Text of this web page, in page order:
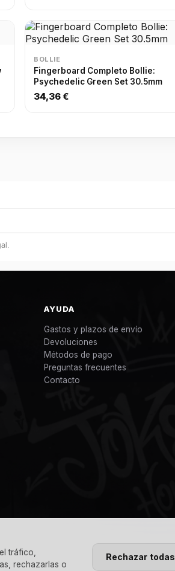
tráfico,
rechazarlas o
Rechazar todas
BOLLIE
Fingerboard Completo Bollie:
Psychedelic Green Set 30.5mm
34,36 €
AYUDA
Gastos y plazos de envío
Devoluciones
Métodos de pago
Preguntas frecuentes
Contacto